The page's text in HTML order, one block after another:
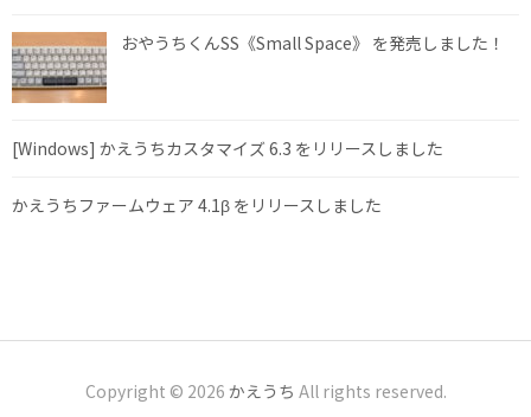
おやうちくんSS《Small Space》 を発売しました！
[Windows] かえうちカスタマイズ 6.3 をリリースしました
かえうちファームウェア 4.1β をリリースしました
Copyright © 2026 かえうち All rights reserved.